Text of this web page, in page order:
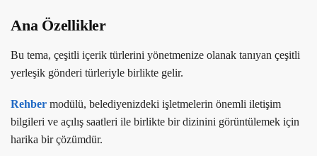
Ana Özellikler
Bu tema, çeşitli içerik türlerini yönetmenize olanak tanıyan çeşitli
yerleşik gönderi türleriyle birlikte gelir.
Rehber modülü, belediyenizdeki işletmelerin önemli iletişim
bilgileri ve açılış saatleri ile birlikte bir dizinini görüntülemek için
harika bir çözümdür.